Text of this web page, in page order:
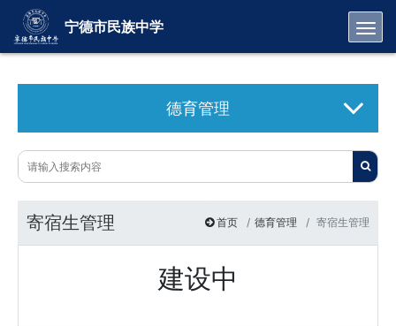
宁德市民族中学
德育管理
寄宿生管理 首页 德育管理 寄宿生管理
建设中